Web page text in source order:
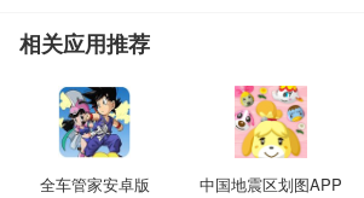
相关应用推荐
全车管家安卓版 中国地震区划图APP